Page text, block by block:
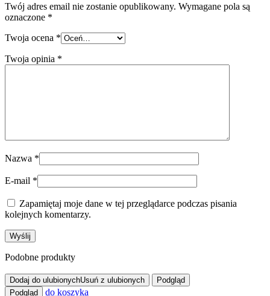
Twój adres email nie zostanie opublikowany. Wymagane pola są
oznaczone *
Twoja ocena *
Twoja opinia *
Nazwa *
E-mail *
Zapamiętaj moje dane w tej przeglądarce podczas pisania
kolejnych komentarzy.
Podobne produkty
Dodaj do ulubionychUsuń z ulubionych
Podgląd
Podgląd
do koszyka